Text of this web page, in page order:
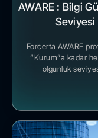
AWARE : Bilgi
Forcerta AWARE
“Kurum”a kadar
olgunluk